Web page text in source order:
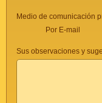
Medio de comunicación
Por E-mail
Sus observaciones y